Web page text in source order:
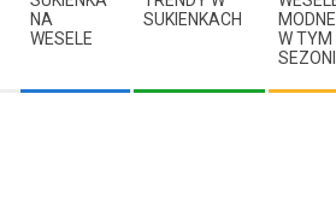
Menu
NA
WESELE
SUKIENKACH
MODNE
W TYM